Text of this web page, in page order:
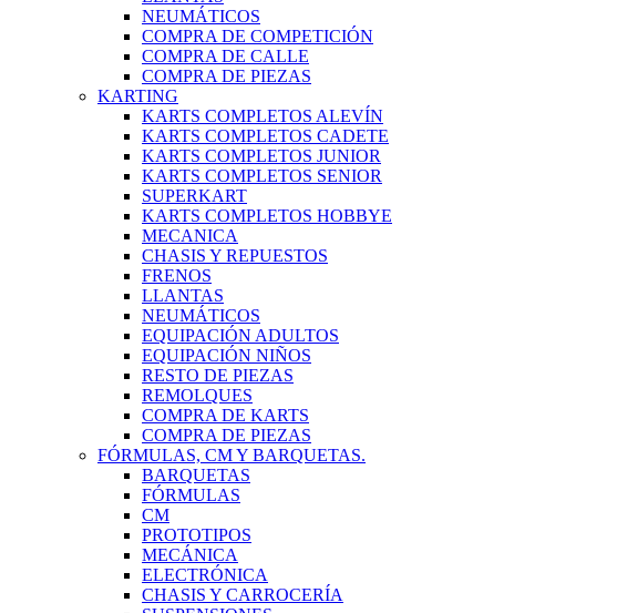
NEUMÁTICOS
COMPRA DE COMPETICIÓN
COMPRA DE CALLE
COMPRA DE PIEZAS
KARTING
KARTS COMPLETOS ALEVÍN
KARTS COMPLETOS CADETE
KARTS COMPLETOS JUNIOR
KARTS COMPLETOS SENIOR
SUPERKART
KARTS COMPLETOS HOBBYE
MECANICA
CHASIS Y REPUESTOS
FRENOS
LLANTAS
NEUMÁTICOS
EQUIPACIÓN ADULTOS
EQUIPACIÓN NIÑOS
RESTO DE PIEZAS
REMOLQUES
COMPRA DE KARTS
COMPRA DE PIEZAS
FÓRMULAS, CM Y BARQUETAS.
BARQUETAS
FÓRMULAS
CM
PROTOTIPOS
MECÁNICA
ELECTRÓNICA
CHASIS Y CARROCERÍA